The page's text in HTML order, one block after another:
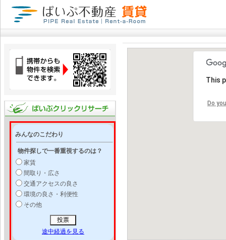
みんなのこだわり
物件探しで一番重視するのは？
家賃
間取り・広さ
交通アクセスの良さ
環境の良さ・利便性
その他
途中経過を見る
This
Do